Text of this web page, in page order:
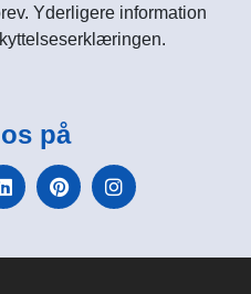
Yderligere information
os på